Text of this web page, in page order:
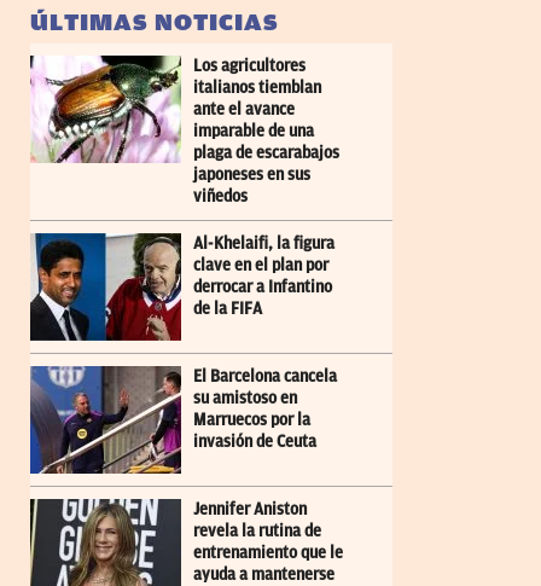
ÚLTIMAS NOTICIAS
Los agricultores
italianos tiemblan
ante el avance
imparable de una
plaga de escarabajos
japoneses en sus
viñedos
Al-Khelaifi, la figura
clave en el plan por
derrocar a Infantino
de la FIFA
El Barcelona cancela
su amistoso en
Marruecos por la
invasión de Ceuta
Jennifer Aniston
revela la rutina de
entrenamiento que le
ayuda a mantenerse